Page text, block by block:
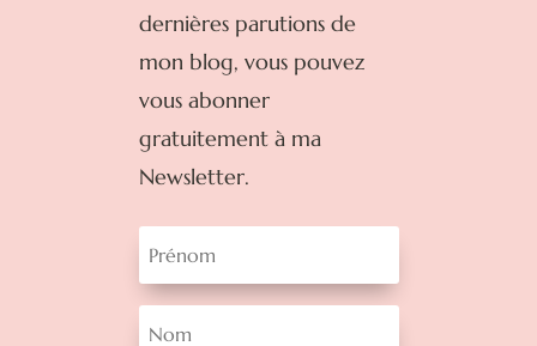
dernières parutions de
mon blog, vous pouvez
vous abonner
gratuitement à ma
Newsletter.